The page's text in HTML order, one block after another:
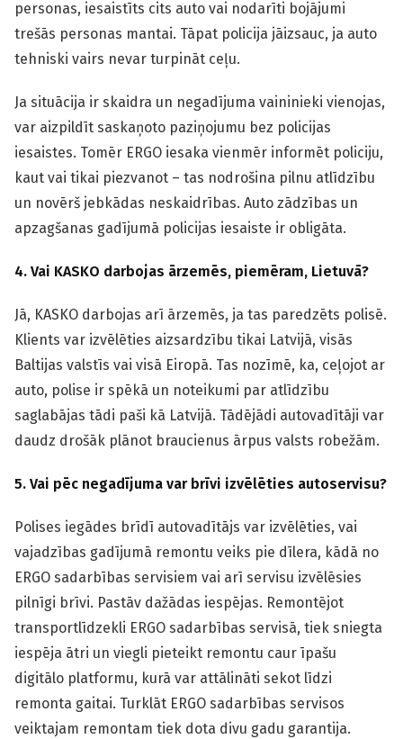
personas, iesaistīts cits auto vai nodarīti bojājumi
trešās personas mantai. Tāpat policija jāizsauc, ja auto
tehniski vairs nevar turpināt ceļu.
Ja situācija ir skaidra un negadījuma vaininieki vienojas,
var aizpildīt saskaņoto paziņojumu bez policijas
iesaistes. Tomēr ERGO iesaka vienmēr informēt policiju,
kaut vai tikai piezvanot – tas nodrošina pilnu atlīdzību
un novērš jebkādas neskaidrības. Auto zādzības un
apzagšanas gadījumā policijas iesaiste ir obligāta.
4. Vai KASKO darbojas ārzemēs, piemēram, Lietuvā?
Jā, KASKO darbojas arī ārzemēs, ja tas paredzēts polisē.
Klients var izvēlēties aizsardzību tikai Latvijā, visās
Baltijas valstīs vai visā Eiropā. Tas nozīmē, ka, ceļojot ar
auto, polise ir spēkā un noteikumi par atlīdzību
saglabājas tādi paši kā Latvijā. Tādējādi autovadītāji var
daudz drošāk plānot braucienus ārpus valsts robežām.
5. Vai pēc negadījuma var brīvi izvēlēties autoservisu?
Polises iegādes brīdī autovadītājs var izvēlēties, vai
vajadzības gadījumā remontu veiks pie dīlera, kādā no
ERGO sadarbības servisiem vai arī servisu izvēlēsies
pilnīgi brīvi. Pastāv dažādas iespējas. Remontējot
transportlīdzekli ERGO sadarbības servisā, tiek sniegta
iespēja ātri un viegli pieteikt remontu caur īpašu
digitālo platformu, kurā var attālināti sekot līdzi
remonta gaitai. Turklāt ERGO sadarbības servisos
veiktajam remontam tiek dota divu gadu garantija.